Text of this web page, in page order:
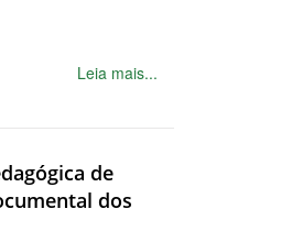
Leia mais...
de
dos